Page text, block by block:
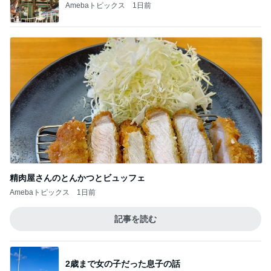
Amebaトピックス 1日前
精肉屋さんのとんかつとビュッフェ
Amebaトピックス 1日前
記事を読む
2歳まで女の子だった息子の話